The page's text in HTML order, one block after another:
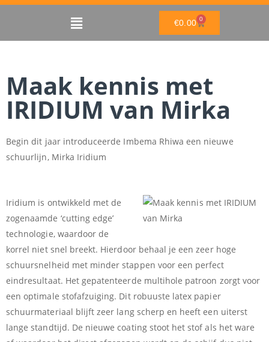
Ga
de
Main
Menu
€0.00 0
WINKELWAGEN
Maak kennis met
IRIDIUM van Mirka
Begin dit jaar introduceerde Imbema Rhiwa een nieuwe
schuurlijn, Mirka Iridium
Iridium is ontwikkeld met de
zogenaamde ‘cutting edge’
technologie, waardoor de
korrel niet snel breekt. Hierdoor behaal je een zeer hoge
schuursnelheid met minder stappen voor een perfect
eindresultaat. Het gepatenteerde multihole patroon zorgt voor
een optimale stofafzuiging. Dit robuuste latex papier
schuurmateriaal blijft zeer lang scherp en heeft een uiterst
lange standtijd. De nieuwe coating stoot het stof als het ware